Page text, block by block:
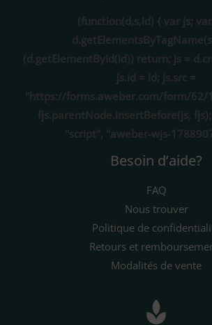
(function(d,s,id) { var js;
(d.getElementById(id)) return; js =
js.id = id; js.src =
"https://forms.aweber.com/form/62/
fjs.parentNode.insertBefore(js,
"script", "aweber-wjs-
Besoin d’aide?
FAQ
Nous trouver
Politique de
Retours et
Modalités de vente